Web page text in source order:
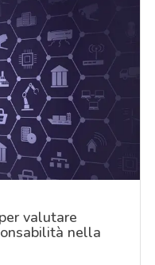
valutare
nella